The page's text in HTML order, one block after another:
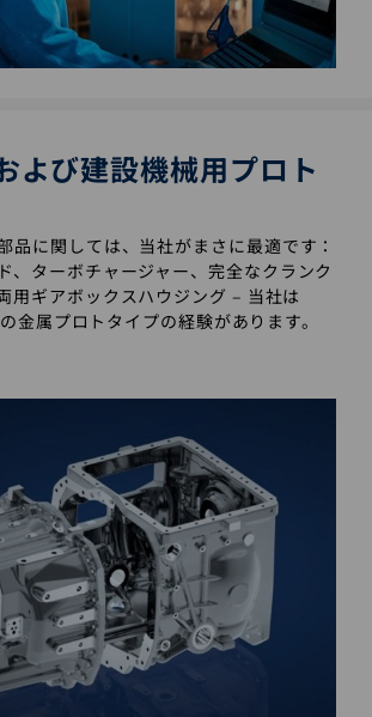
よび建設機械用プロト
品に関しては、当社がまさに最適です：
、ターボチャージャー、完全なクランク
用ギアボックスハウジング ‒ 当社は
金属プロトタイプの経験があります。